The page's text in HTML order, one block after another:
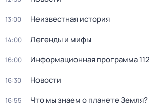
13:00 Неизвестная история
14:00 Легенды и мифы
16:00 Информационная программа 112
16:30 Новости
16:55 Что мы знаем о планете Земля?